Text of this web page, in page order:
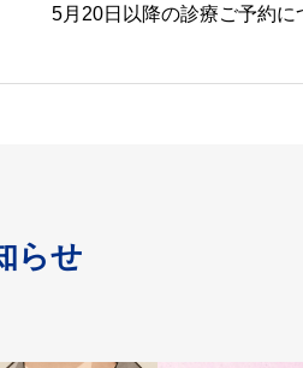
5月20日以降の診療ご予約に
らせ